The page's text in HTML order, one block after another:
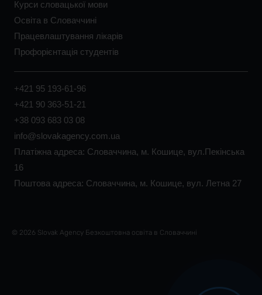
Курси словацької мови
Освіта в Словаччині
Працевлаштування лікарів
Профорієнтація студентів
+421 95 193-61-96
+421 90 363-51-21
+38 093 683 03 08
info@slovakagency.com.ua
Платіжна адреса: Словаччина, м. Кошице, вул.Пекінська
16
Поштова адреса: Словаччина, м. Кошице, вул. Летна 27
© 2026 Slovak Agency Безкоштовна освіта в Словаччині